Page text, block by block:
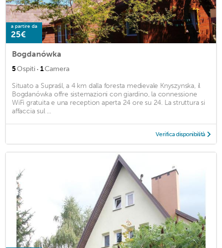
a partire da
25€
Bogdanówka
5Ospiti · 1Camera
Situato a Supraśl, a 4 km dalla foresta medievale Knyszynska, il
Bogdanówka offre sistemazioni con giardino, la connessione
WiFi gratuita e una reception aperta 24 ore su 24. La struttura si
affaccia sul ...
Verifica disponibilità